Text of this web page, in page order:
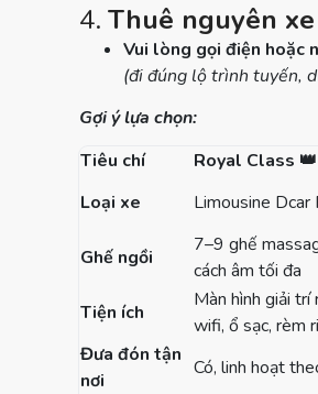
4. Thuê nguyên xe
Vui lòng gọi điện hoặc
(đi đúng lộ trình tuyến,
Gợi ý lựa chọn:
Tiêu chí
Royal Class 👑
Loại xe
Limousine
Ghế ngồi
7–9 ghế
cách âm tối đa
Tiện ích
Màn hình giải trí
wifi, ổ sạc, rèm
Đưa đón tận
nơi
Có, linh hoạt